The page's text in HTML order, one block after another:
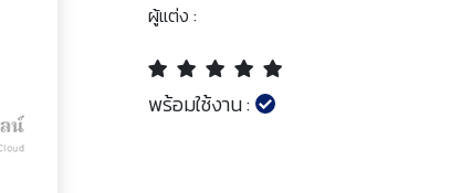
ผู้แต่ง :
พร้อมใช้งาน :